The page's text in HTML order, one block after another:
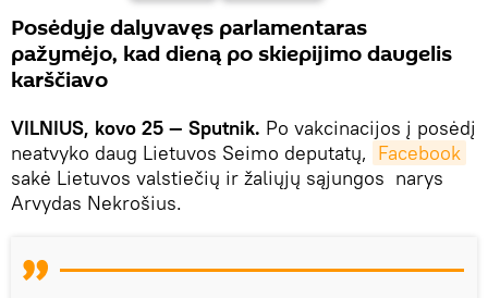
Posėdyje dalyvavęs parlamentaras
pažymėjo, kad dieną po skiepijimo daugelis
karščiavo
VILNIUS, kovo 25 — Sputnik. Po vakcinacijos į posėdį
neatvyko daug Lietuvos Seimo deputatų, Facebook
sakė Lietuvos valstiečių ir žaliųjų sąjungos narys
Arvydas Nekrošius.